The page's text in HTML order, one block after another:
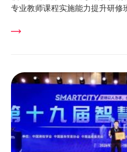
专业教师课程实施能力提升研修